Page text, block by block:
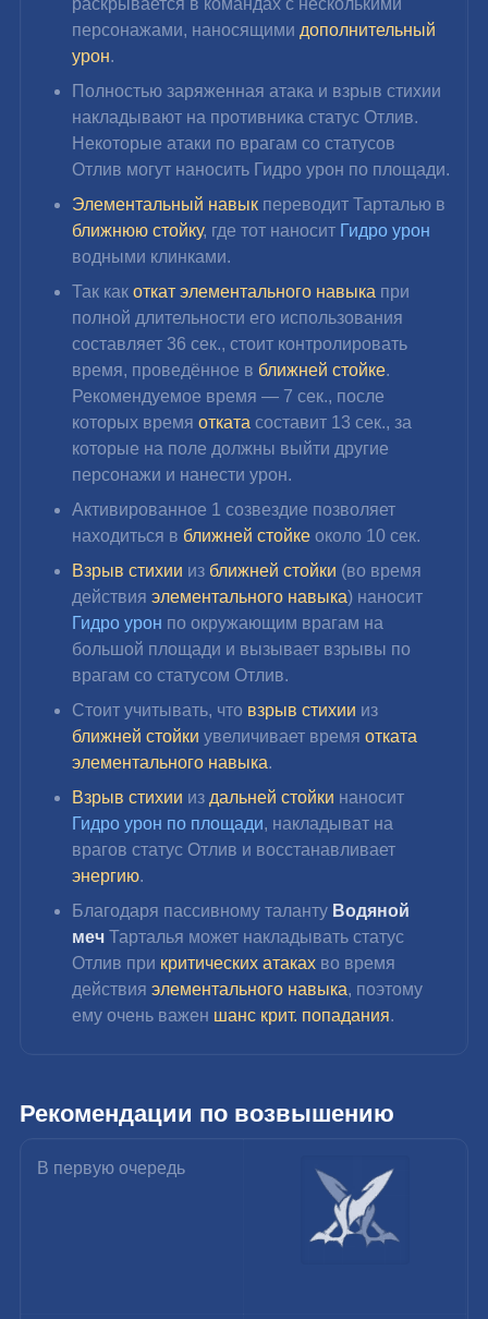
персонажами, наносящими дополнительный
урон.
Полностью заряженная атака и взрыв стихии
накладывают на противника статус Отлив.
Некоторые атаки по врагам со статусов
Отлив могут наносить Гидро урон по площади.
Элементальный навык переводит Тарталью в
ближнюю стойку, где тот наносит Гидро урон
водными клинками.
Так как откат элементального навыка при
полной длительности его использования
составляет 36 сек., стоит контролировать
время, проведённое в ближней стойке.
Рекомендуемое время — 7 сек., после
которых время отката составит 13 сек., за
которые на поле должны выйти другие
персонажи и нанести урон.
Активированное 1 созвездие позволяет
находиться в ближней стойке около 10 сек.
Взрыв стихии из ближней стойки (во время
действия элементального навыка) наносит
Гидро урон по окружающим врагам на
большой площади и вызывает взрывы по
врагам со статусом Отлив.
Стоит учитывать, что взрыв стихии из
ближней стойки увеличивает время отката
элементального навыка.
Взрыв стихии из дальней стойки наносит
Гидро урон по площади, накладыват на
врагов статус Отлив и восстанавливает
энергию.
Благодаря пассивному таланту Водяной
меч Тарталья может накладывать статус
Отлив при критических атаках во время
действия элементального навыка, поэтому
ему очень важен шанс крит. попадания.
Рекомендации по возвышению
В первую очередь